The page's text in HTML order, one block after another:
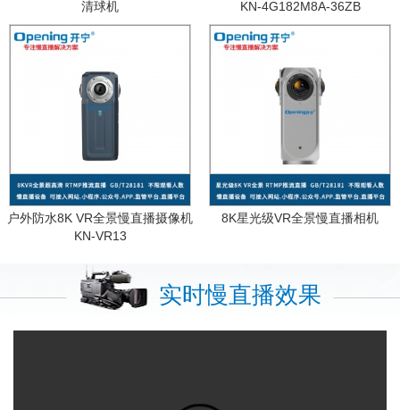
清球机
KN-4G182M8A-36ZB
户外防水8K VR全景慢直播摄像机
KN-VR13
8K星光级VR全景慢直播相机
实时慢直播效果